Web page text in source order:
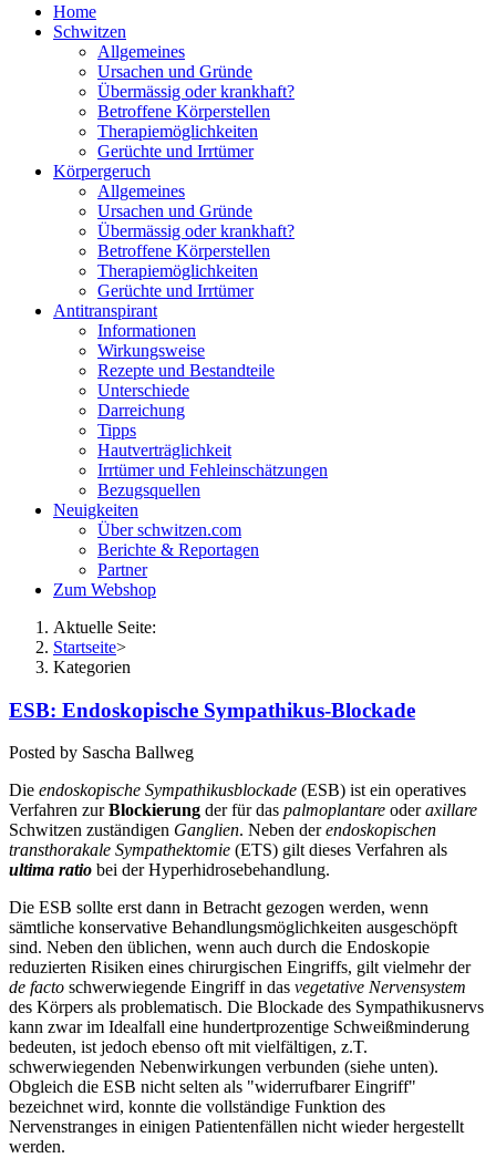
Home
Schwitzen
Allgemeines
Ursachen und Gründe
Übermässig oder krankhaft?
Betroffene Körperstellen
Therapiemöglichkeiten
Gerüchte und Irrtümer
Körpergeruch
Allgemeines
Ursachen und Gründe
Übermässig oder krankhaft?
Betroffene Körperstellen
Therapiemöglichkeiten
Gerüchte und Irrtümer
Antitranspirant
Informationen
Wirkungsweise
Rezepte und Bestandteile
Unterschiede
Darreichung
Tipps
Hautverträglichkeit
Irrtümer und Fehleinschätzungen
Bezugsquellen
Neuigkeiten
Über schwitzen.com
Berichte & Reportagen
Partner
Zum Webshop
Aktuelle Seite:
Startseite>
Kategorien
ESB: Endoskopische Sympathikus-Blockade
Posted by Sascha Ballweg
Die endoskopische Sympathikusblockade (ESB) ist ein operatives
Verfahren zurBlockierung der für das palmoplantare oderaxillare
Schwitzen zuständigen Ganglien. Neben derendoskopischen
transthorakale Sympathektomie (ETS) gilt dieses Verfahren als
ultima ratio bei der Hyperhidrosebehandlung.
Die ESB sollte erst dann in Betracht gezogen werden, wenn
sämtliche konservative Behandlungsmöglichkeiten ausgeschöpft
sind. Neben den üblichen, wenn auch durch die Endoskopie
reduzierten Risiken eines chirurgischen Eingriffs, gilt vielmehr der
de facto schwerwiegende Eingriff in das vegetative Nervensystem
des Körpers als problematisch. Die Blockade des Sympathikusnervs
kann zwar im Idealfall eine hundertprozentige Schweißminderung
bedeuten, ist jedoch ebenso oft mit vielfältigen, z.T.
schwerwiegenden Nebenwirkungen verbunden (siehe unten).
Obgleich die ESB nicht selten als "widerrufbarer Eingriff"
bezeichnet wird, konnte die vollständige Funktion des
Nervenstranges in einigen Patientenfällen nicht wieder hergestellt
werden.